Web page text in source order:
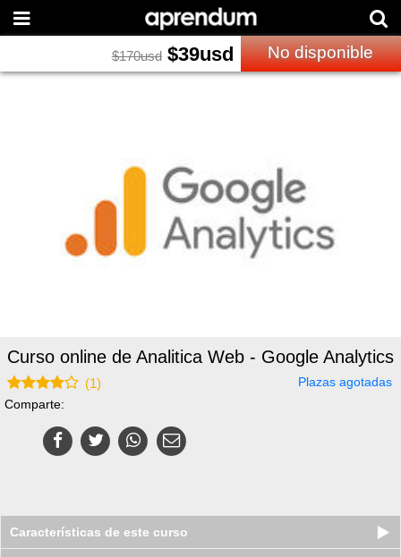
$170usd $39usd No disponible
Curso online de Analitica Web - Google Analytics
(1)
Plazas agotadas
Comparte:
Características de este curso